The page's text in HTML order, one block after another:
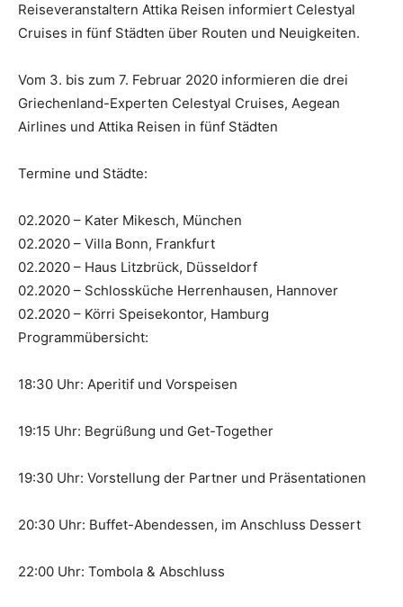
Reiseveranstaltern Attika Reisen informiert Celestyal
Cruises in fünf Städten über Routen und Neuigkeiten.
Vom 3. bis zum 7. Februar 2020 informieren die drei
Griechenland-Experten Celestyal Cruises, Aegean
Airlines und Attika Reisen in fünf Städten
Termine und Städte:
02.2020 – Kater Mikesch, München
02.2020 – Villa Bonn, Frankfurt
02.2020 – Haus Litzbrück, Düsseldorf
02.2020 – Schlossküche Herrenhausen, Hannover
02.2020 – Körri Speisekontor, Hamburg
Programmübersicht:
18:30 Uhr: Aperitif und Vorspeisen
19:15 Uhr: Begrüßung und Get-Together
19:30 Uhr: Vorstellung der Partner und Präsentationen
20:30 Uhr: Buffet-Abendessen, im Anschluss Dessert
22:00 Uhr: Tombola & Abschluss